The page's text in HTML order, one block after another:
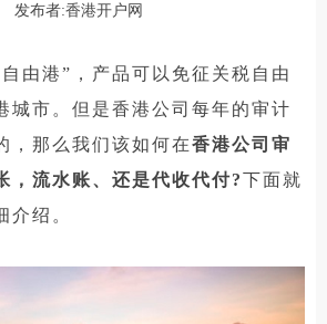
发布者:香港开户网
港”，产品可以免征关税自由
城市。但是香港公司每年的审计
，那么我们该如何在香港公司审
，流水账、还是代收代付?下面就
介绍。